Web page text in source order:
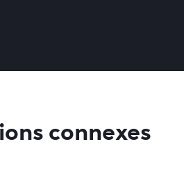
connexes